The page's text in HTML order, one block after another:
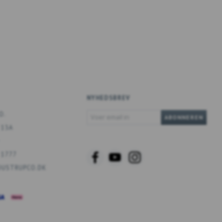
NYHEDSBREV
ABONNEREN